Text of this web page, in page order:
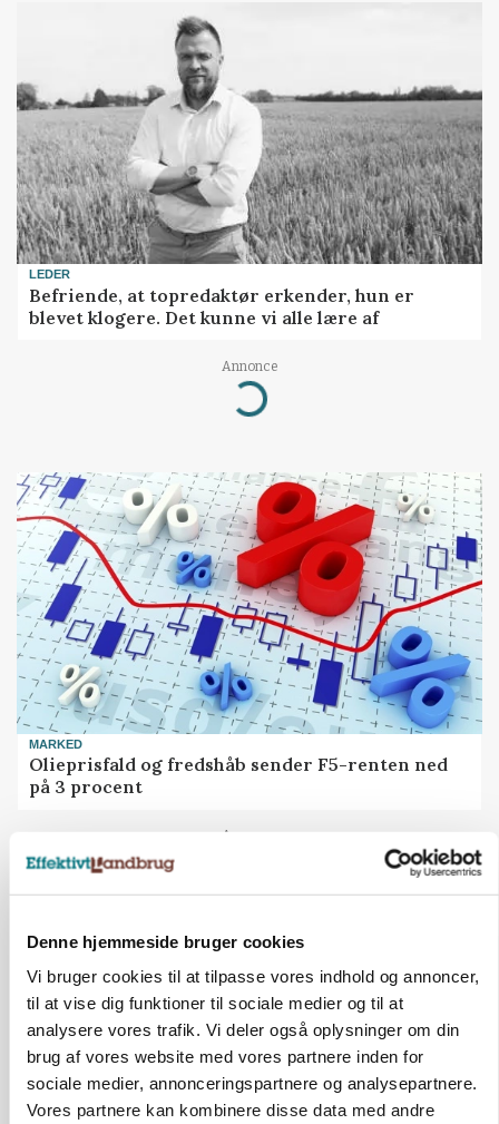
Denne hjemmeside bruger cookies
Vi bruger cookies til at tilpasse vores indhold og annoncer,
til at vise dig funktioner til sociale medier og til at
analysere vores trafik. Vi deler også oplysninger om din
brug af vores website med vores partnere inden for
sociale medier, annonceringspartnere og analysepartnere.
Vores partnere kan kombinere disse data med andre
LEDER
Befriende, at topredaktør erkender, hun er
blevet klogere. Det kunne vi alle lære af
Annonce
Loading...
MARKED
Olieprisfald og fredshåb sender F5-renten ned
på 3 procent
Annonce